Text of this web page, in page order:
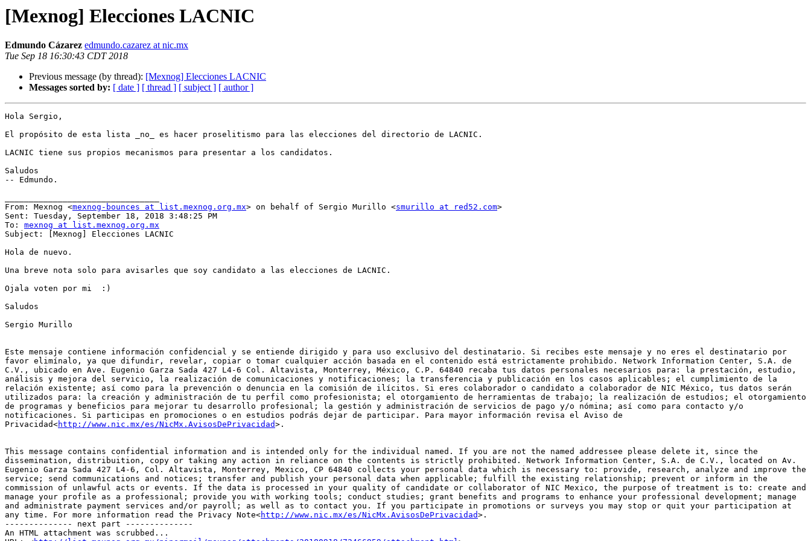
[Mexnog] Elecciones LACNIC
Edmundo Cázarez edmundo.cazarez at nic.mx
Tue Sep 18 16:30:43 CDT 2018
Previous message (by thread): [Mexnog] Elecciones LACNIC
Messages sorted by: [ date ] [ thread ] [ subject ] [ author ]
Hola Sergio,
El propósito de esta lista _no_ es hacer proselitismo para las elecciones del directorio de LACNIC.
LACNIC tiene sus propios mecanismos para presentar a los candidatos.
Saludos
-- Edmundo.
From: Mexnog <mexnog-bounces at list.mexnog.org.mx> on behalf of Sergio Murillo <smurillo at red52.com>
Sent: Tuesday, September 18, 2018 3:48:25 PM
To: mexnog at list.mexnog.org.mx
Subject: [Mexnog] Elecciones LACNIC
Hola de nuevo.
Una breve nota solo para avisarles que soy candidato a las elecciones de LACNIC.
Ojala voten por mi  :)
Saludos
Sergio Murillo
Este mensaje contiene información confidencial y se entiende dirigido y para uso exclusivo del destinatario. Si recibes este mensaje y no eres el destinatario por
favor elimínalo, ya que difundir, revelar, copiar o tomar cualquier acción basada en el contenido está estrictamente prohibido. Network Information Center, S.A. de
C.V., ubicado en Ave. Eugenio Garza Sada 427 L4-6 Col. Altavista, Monterrey, México, C.P. 64840 recaba tus datos personales necesarios para: la prestación, estudio,
análisis y mejora del servicio, la realización de comunicaciones y notificaciones; la transferencia y publicación en los casos aplicables; el cumplimiento de la
relación existente; así como para la prevención o denuncia en la comisión de ilícitos. Si eres colaborador o candidato a colaborador de NIC México, tus datos serán
utilizados para: la creación y administración de tu perfil como profesionista; el otorgamiento de herramientas de trabajo; la realización de estudios; el otorgamiento
de programas y beneficios para mejorar tu desarrollo profesional; la gestión y administración de servicios de pago y/o nómina; así como para contacto y/o
notificaciones. Si participas en promociones o en estudios podrás dejar de participar. Para mayor información revisa el Aviso de
Privacidad<http://www.nic.mx/es/NicMx.AvisosDePrivacidad>.
This message contains confidential information and is intended only for the individual named. If you are not the named addressee please delete it, since the
dissemination, distribuition, copy or taking any action in reliance on the contents is strictly prohibited. Network Information Center, S.A. de C.V., located on Av.
Eugenio Garza Sada 427 L4-6, Col. Altavista, Monterrey, Mexico, CP 64840 collects your personal data which is necessary to: provide, research, analyze and improve the
service; send communications and notices; transfer and publish your personal data when applicable; fulfill the existing relationship; prevent or inform in the
commission of unlawful acts or events. If the data is processed in your quality of candidate or collaborator of NIC Mexico, the purpose of treatment is to: create and
manage your profile as a professional; provide you with working tools; conduct studies; grant benefits and programs to enhance your professional development; manage
and administrate payment services and/or payroll; as well as to contact you. If you participate in promotions or surveys you may stop or quit your participation at
any time. For more information read the Privacy Note<http://www.nic.mx/es/NicMx.AvisosDePrivacidad>.
-------------- next part --------------
An HTML attachment was scrubbed...